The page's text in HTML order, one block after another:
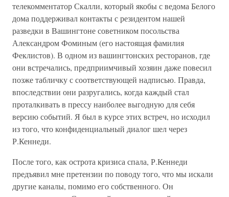
телекомментатор Скалли, который якобы с ведома Белого
дома поддерживал контакты с резидентом нашей
разведки в Вашингтоне советником посольства
Александром Фоминым (его настоящая фамилия
Феклистов). В одном из вашингтонских ресторанов, где
они встречались, предприимчивый хозяин даже повесил
позже табличку с соответствующей надписью. Правда,
впоследствии они разругались, когда каждый стал
проталкивать в прессу наиболее выгодную для себя
версию событий. Я был в курсе этих встреч, но исходил
из того, что конфиденциальный диалог шел через
Р.Кеннеди.
После того, как острота кризиса спала, Р.Кеннеди
предъявил мне претензии по поводу того, что мы искали
другие каналы, помимо его собственного. Он